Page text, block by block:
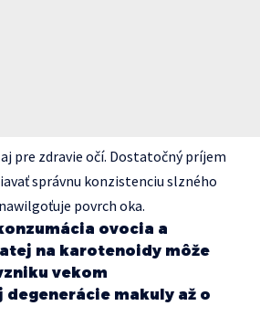
pre zdravie očí. Dostatočný príjem
správnu konzistenciu slzného
povrch oka.
ovocia a
na karotenoidy môže
vekom
degenerácie makuly až o